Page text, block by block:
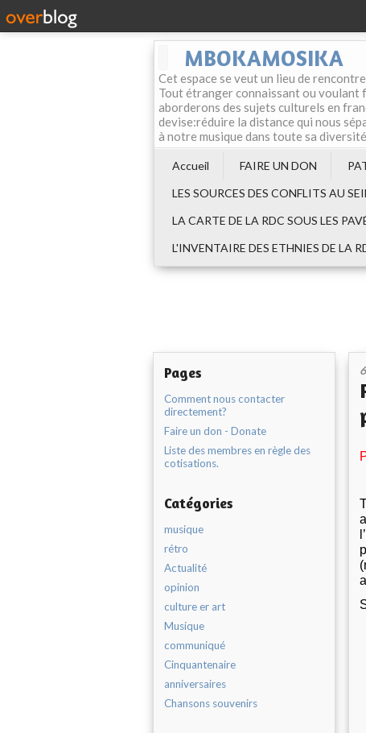
MBOKAMOSIKA
Cet espace se veut un lieu de
Tout étranger connaissant ou voulant
aborderons des sujets culturels en
devise:réduire la distance qui nous
à notre musique dans toute sa diversité
Accueil FAIRE UN DON
LES SOURCES DES CONFLITS AU
LA CARTE DE LA RDC SOUS LES
L'INVENTAIRE DES ETHNIES DE LA
Pages
Comment nous contacter
directement?
Faire un don - Donate
Liste des membres en règle des
cotisations.
Catégories
musique
rétro
Actualité
opinion
culture er art
Musique
communiqué
Cinquantenaire
anniversaires
Chansons souvenirs